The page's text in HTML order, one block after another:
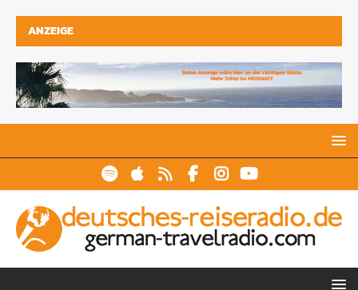
ANZEIGE